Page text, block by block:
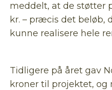
meddelt, at de støtter
kr. – præcis det beløb,
kunne realisere hele
Tidligere på året gav
kroner til projektet, og